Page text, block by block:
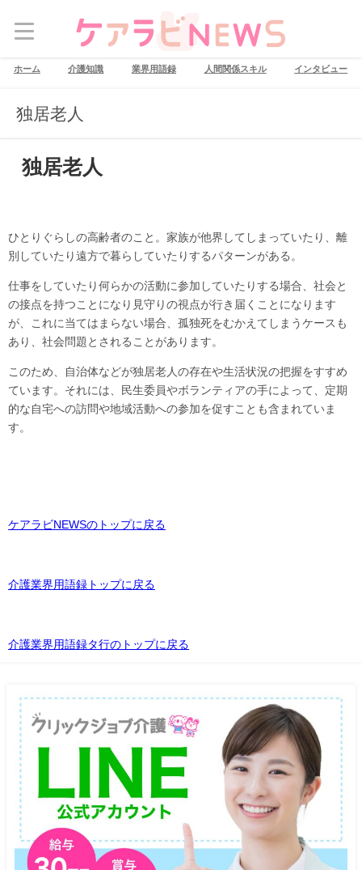
ホーム 介護知識 業界用語録 人間関係スキル インタビュー
独居老人
独居老人
ひとりぐらしの高齢者のこと。家族が他界してしまっていたり、離
別していたり遠方で暮らしていたりするパターンがある。
仕事をしていたり何らかの活動に参加していたりする場合、社会と
の接点を持つことになり見守りの視点が行き届くことになります
が、これに当てはまらない場合、孤独死をむかえてしまうケースも
あり、社会問題とされることがあります。
このため、自治体などが独居老人の存在や生活状況の把握をすすめ
ています。それには、民生委員やボランティアの手によって、定期
的な自宅への訪問や地域活動への参加を促すことも含まれていま
す。
ケアラビNEWSのトップに戻る
介護業界用語録トップに戻る
介護業界用語録タ行のトップに戻る